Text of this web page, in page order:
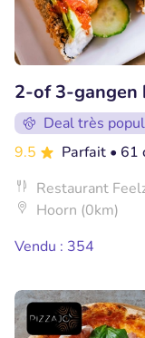
2-of 3-gangen
Deal très
9.5
Parfait • 61
Restaurant
Hoorn (0km)
Vendu : 354